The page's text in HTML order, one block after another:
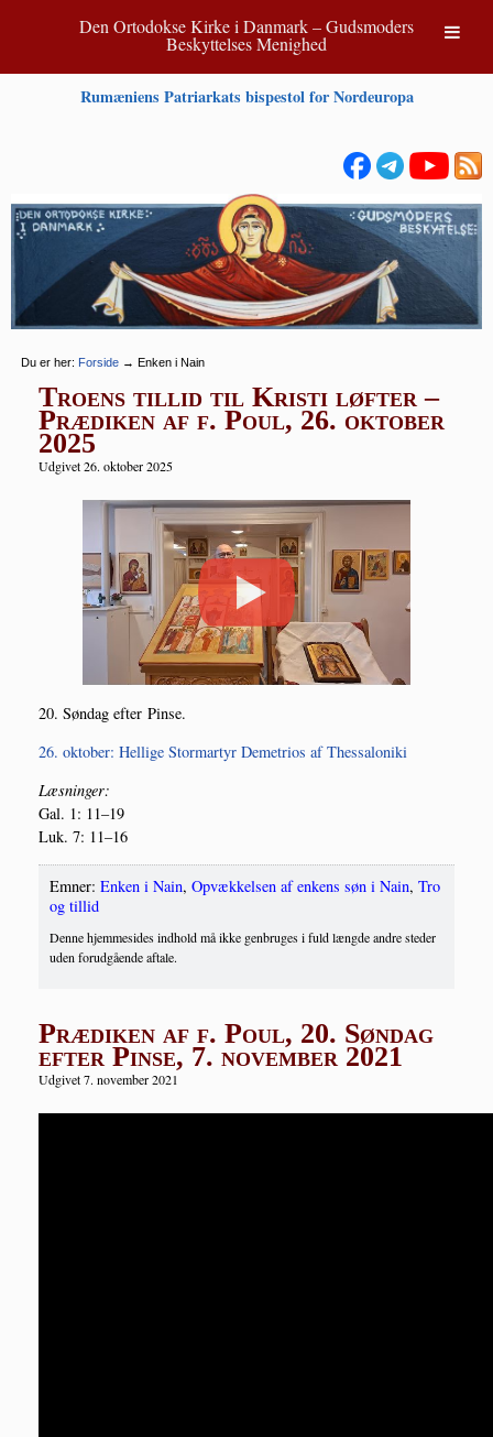
Den Ortodokse Kirke i Danmark – Gudsmoders
Beskyttelses Menighed
Rumæniens Patriarkats bispestol for Nordeuropa
Du er her: Forside → Enken i Nain
Troens tillid til Kristi løfter –
Prædiken af f. Poul, 26. oktober
2025
Udgivet 26. oktober 2025
20. Søn­dag efter Pinse.
26. okto­ber: Hel­li­ge Stormar­tyr Deme­trios af Thessaloniki
Læs­nin­ger:
Gal. 1: 11–19
Luk. 7: 11–16
Emner: Enken i Nain, Opvækkelsen af enkens søn i Nain, Tro
og tillid
Denne hjemmesides indhold må ikke genbruges i fuld længde andre steder
uden forudgående aftale.
Prædiken af f. Poul, 20. Søndag
efter Pinse, 7. november 2021
Udgivet 7. november 2021